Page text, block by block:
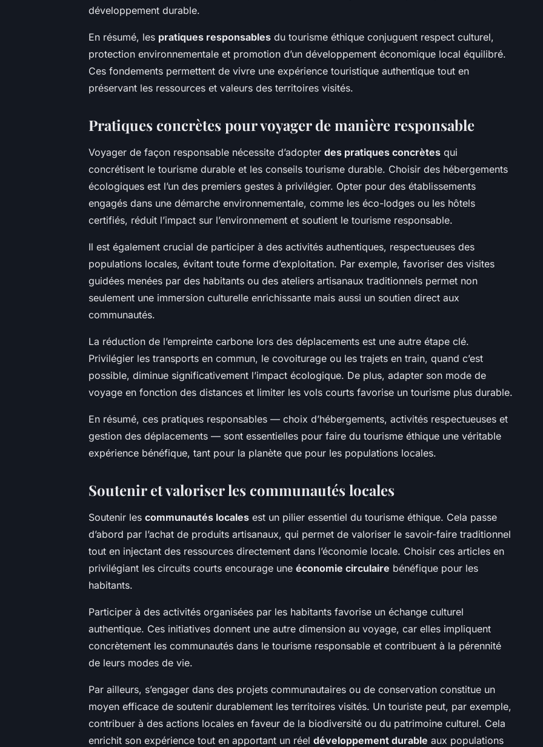
développement durable.
En résumé, les pratiques responsables du tourisme éthique conjuguent respect culturel,
protection environnementale et promotion d’un développement économique local équilibré.
Ces fondements permettent de vivre une expérience touristique authentique tout en
préservant les ressources et valeurs des territoires visités.
Pratiques concrètes pour voyager de manière responsable
Voyager de façon responsable nécessite d’adopter des pratiques concrètes qui
concrétisent le tourisme durable et les conseils tourisme durable. Choisir des hébergements
écologiques est l’un des premiers gestes à privilégier. Opter pour des établissements
engagés dans une démarche environnementale, comme les éco-lodges ou les hôtels
certifiés, réduit l’impact sur l’environnement et soutient le tourisme responsable.
Il est également crucial de participer à des activités authentiques, respectueuses des
populations locales, évitant toute forme d’exploitation. Par exemple, favoriser des visites
guidées menées par des habitants ou des ateliers artisanaux traditionnels permet non
seulement une immersion culturelle enrichissante mais aussi un soutien direct aux
communautés.
La réduction de l’empreinte carbone lors des déplacements est une autre étape clé.
Privilégier les transports en commun, le covoiturage ou les trajets en train, quand c’est
possible, diminue significativement l’impact écologique. De plus, adapter son mode de
voyage en fonction des distances et limiter les vols courts favorise un tourisme plus durable.
En résumé, ces pratiques responsables — choix d’hébergements, activités respectueuses et
gestion des déplacements — sont essentielles pour faire du tourisme éthique une véritable
expérience bénéfique, tant pour la planète que pour les populations locales.
Soutenir et valoriser les communautés locales
Soutenir les communautés locales est un pilier essentiel du tourisme éthique. Cela passe
d’abord par l’achat de produits artisanaux, qui permet de valoriser le savoir-faire traditionnel
tout en injectant des ressources directement dans l’économie locale. Choisir ces articles en
privilégiant les circuits courts encourage une économie circulaire bénéfique pour les
habitants.
Participer à des activités organisées par les habitants favorise un échange culturel
authentique. Ces initiatives donnent une autre dimension au voyage, car elles impliquent
concrètement les communautés dans le tourisme responsable et contribuent à la pérennité
de leurs modes de vie.
Par ailleurs, s’engager dans des projets communautaires ou de conservation constitue un
moyen efficace de soutenir durablement les territoires visités. Un touriste peut, par exemple,
contribuer à des actions locales en faveur de la biodiversité ou du patrimoine culturel. Cela
enrichit son expérience tout en apportant un réel développement durable aux populations